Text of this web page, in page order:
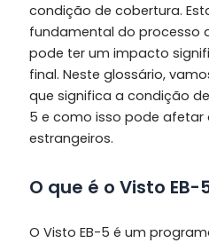
condição de cobertura.
fundamental do processo
pode ter um impacto
final. Neste glossário,
que significa a condição
5 e como isso pode afetar
estrangeiros.
O que é o Visto EB-
O Visto EB-5 é um